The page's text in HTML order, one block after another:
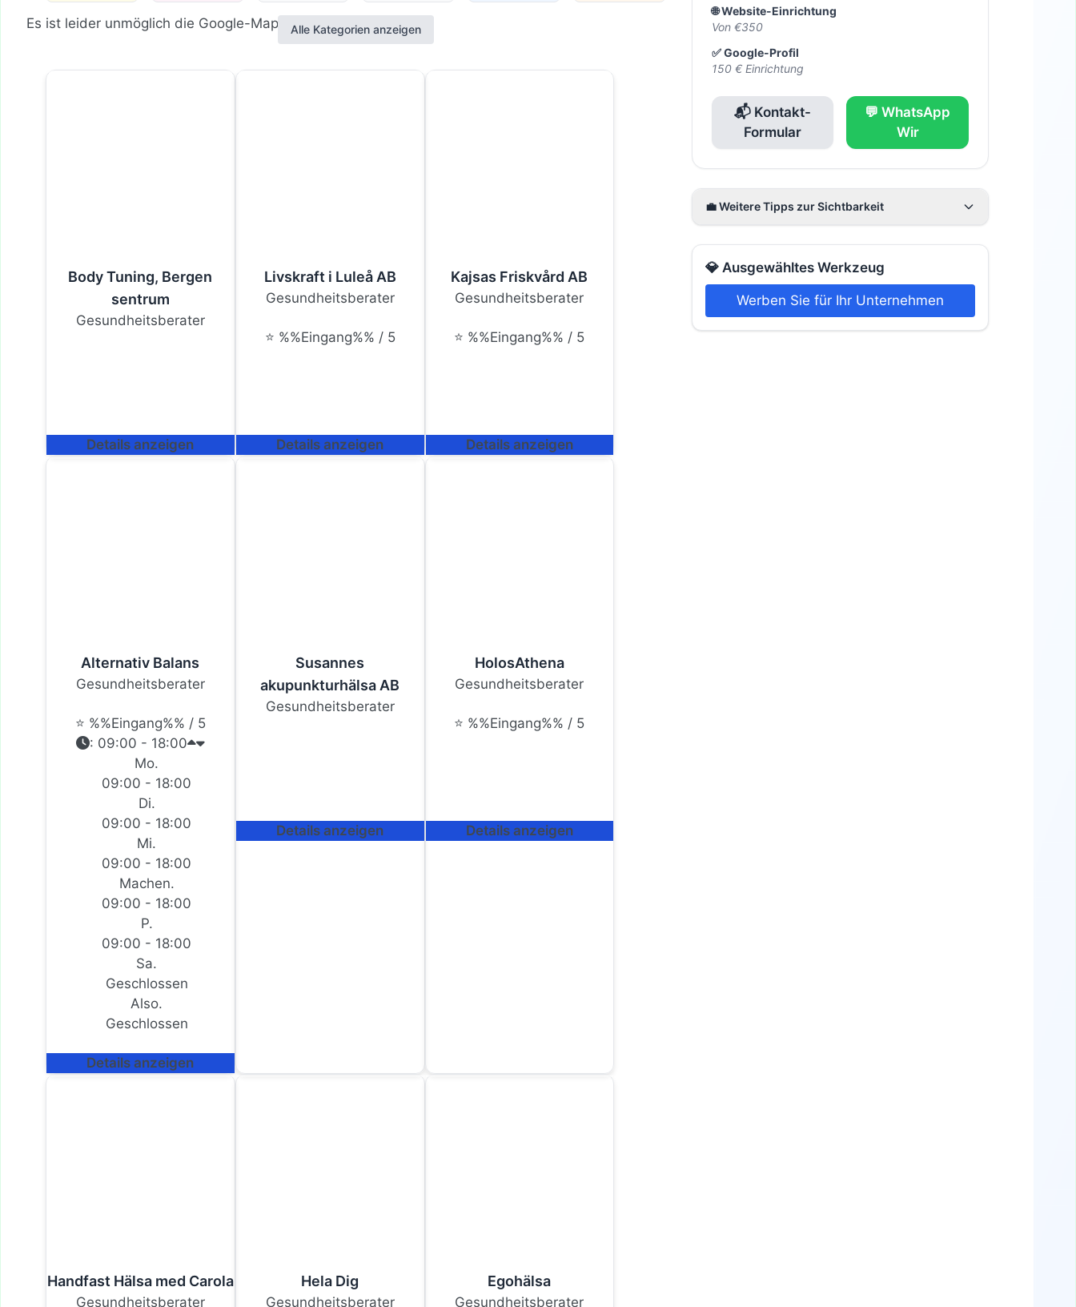
Es ist leider unmöglich die Google-Maps-API zu laden.
Alle Kategorien anzeigen
Body Tuning, Bergen
sentrum
Gesundheitsberater
Details anzeigen
Livskraft i Luleå AB
Gesundheitsberater
⭐ %%Eingang%% / 5
Details anzeigen
Kajsas Friskvård AB
Gesundheitsberater
⭐ %%Eingang%% / 5
Details anzeigen
Alternativ Balans
Gesundheitsberater
⭐ %%Eingang%% / 5
: 09:00 - 18:00
Mo.
09:00 - 18:00
Di.
09:00 - 18:00
Mi.
09:00 - 18:00
Machen.
09:00 - 18:00
P.
09:00 - 18:00
Sa.
Geschlossen
Also.
Geschlossen
Details anzeigen
Susannes
akupunkturhälsa AB
Gesundheitsberater
Details anzeigen
HolosAthena
Gesundheitsberater
⭐ %%Eingang%% / 5
Details anzeigen
Handfast Hälsa med Carola
Gesundheitsberater
Hela Dig
Gesundheitsberater
Egohälsa
Gesundheitsberater
🌐 Website-Einrichtung
Von €350
✅ Google-Profil
150 € Einrichtung
📬 Kontakt-
Formular
💬 WhatsApp
Wir
💼 Weitere Tipps zur Sichtbarkeit
💎 Ausgewähltes Werkzeug
Werben Sie für Ihr Unternehmen